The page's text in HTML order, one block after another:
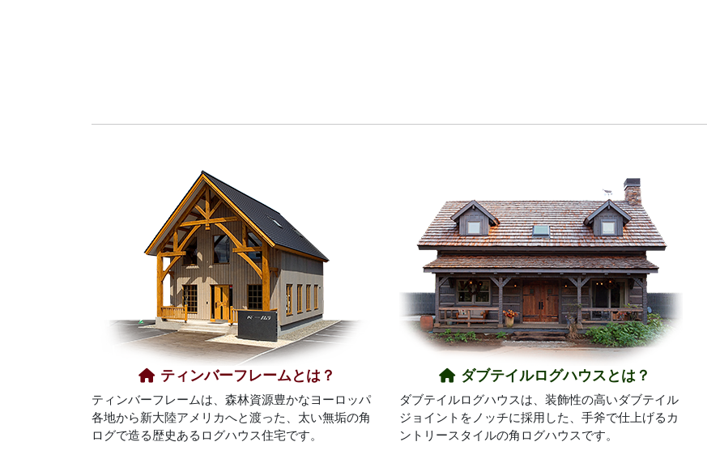
ティンバーフレームとは？
ティンバーフレームは、森林資源豊かなヨーロッパ
各地から新大陸アメリカへと渡った、太い無垢の角
ログで造る歴史あるログハウス住宅です。
ダブテイルログハウスとは？
ダブテイルログハウスは、装飾性の高いダブテイル
ジョイントをノッチに採用した、手斧で仕上げるカ
ントリースタイルの角ログハウスです。